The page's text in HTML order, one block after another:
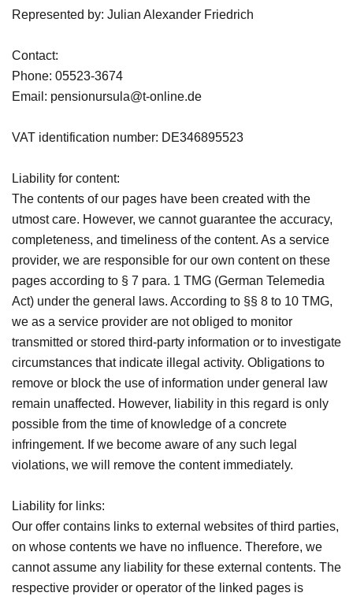
Represented by: Julian Alexander Friedrich
Contact:
Phone: 05523-3674
Email: pensionursula@t-online.de
VAT identification number: DE346895523
Liability for content:
The contents of our pages have been created with the
utmost care. However, we cannot guarantee the accuracy,
completeness, and timeliness of the content. As a service
provider, we are responsible for our own content on these
pages according to § 7 para. 1 TMG (German Telemedia
Act) under the general laws. According to §§ 8 to 10 TMG,
we as a service provider are not obliged to monitor
transmitted or stored third-party information or to investigate
circumstances that indicate illegal activity. Obligations to
remove or block the use of information under general law
remain unaffected. However, liability in this regard is only
possible from the time of knowledge of a concrete
infringement. If we become aware of any such legal
violations, we will remove the content immediately.
Liability for links:
Our offer contains links to external websites of third parties,
on whose contents we have no influence. Therefore, we
cannot assume any liability for these external contents. The
respective provider or operator of the linked pages is